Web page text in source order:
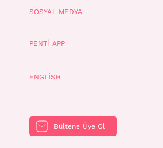
SOSYAL MEDYA
PENTI APP
ENGLISH
Bültene Üye Ol